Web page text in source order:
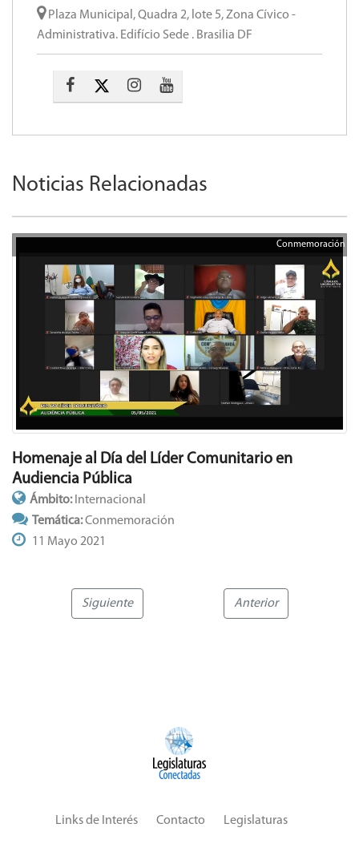
Plaza Municipal, Quadra 2, lote 5, Zona Cívico -
Administrativa. Edifício Sede . Brasilia DF
Noticias Relacionadas
Conmemoración
Homenaje al Día del Líder Comunitario en
Audiencia Pública
Ámbito: Internacional
Temática:Conmemoración
11 Mayo 2021
Siguiente Anterior
Links de Interés Contacto Legislaturas